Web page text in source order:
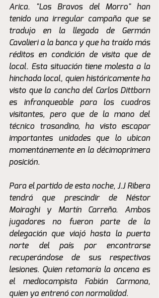
Arica. "Los Bravos del Morro" han
tenido una irregular campaña que se
tradujo en la llegada de Germán
Cavalieri a la banca y que ha traído más
réditos en condición de visita que de
local. Esta situación tiene molesta a la
hinchada local, quien históricamente ha
visto que la cancha del Carlos Dittborn
es infranqueable para los cuadros
visitantes, pero que de la mano del
técnico trasandino, ha visto escapar
importantes unidades que lo ubican
momentánemente en la décimoprimera
posición.
Para el partido de esta noche, J.J Ribera
tendrá que prescindir de Néstor
Moiraghi y Martín Carreño. Ambos
jugadores no fueron parte de la
delegación que viajó hasta la puerta
norte del país por encontrarse
recuperándose de sus respectivas
lesiones. Quien retomaría la oncena es
el mediocampista Fabián Carmona,
quien ya entrenó con normalidad.